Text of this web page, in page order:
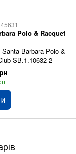
Polo & Racquet
Santa Barbara Polo &
SB.1.10632-2